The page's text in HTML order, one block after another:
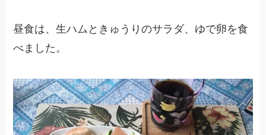
昼食は、生ハムときゅうりのサラダ、ゆで卵を食
べました。